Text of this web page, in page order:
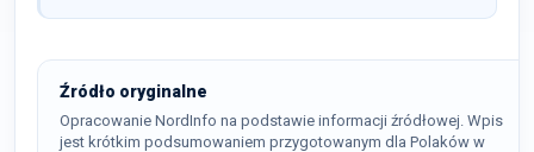
Źródło oryginalne
Opracowanie NordInfo na podstawie informacji źródłowej. Wpis
jest krótkim podsumowaniem przygotowanym dla Polaków w